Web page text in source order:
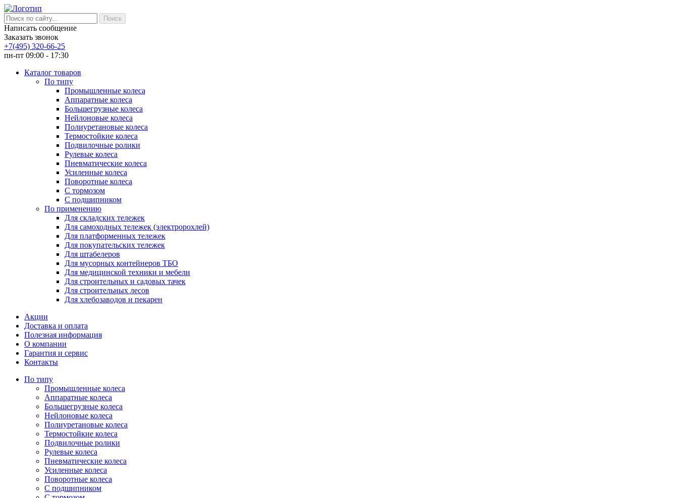
Написать сообщение
Заказать звонок
+7(495) 320-66-25
пн-пт 09:00 - 17:30
Каталог товаров
По типу
Промышленные колеса
Аппаратные колеса
Большегрузные колеса
Нейлоновые колеса
Полиуретановые колеса
Термостойкие колеса
Подвилочные ролики
Рулевые колеса
Пневматические колеса
Усиленные колеса
Поворотные колеса
С тормозом
С подшипником
По применению
Для складских тележек
Для самоходных тележек (электророхлей)
Для платформенных тележек
Для покупательских тележек
Для штабелеров
Для мусорных контейнеров ТБО
Для медицинской техники и мебели
Для строительных и садовых тачек
Для строительных лесов
Для хлебозаводов и пекарен
Акции
Доставка и оплата
Полезная информация
О компании
Гарантия и сервис
Контакты
По типу
Промышленные колеса
Аппаратные колеса
Большегрузные колеса
Нейлоновые колеса
Полиуретановые колеса
Термостойкие колеса
Подвилочные ролики
Рулевые колеса
Пневматические колеса
Усиленные колеса
Поворотные колеса
С подшипником